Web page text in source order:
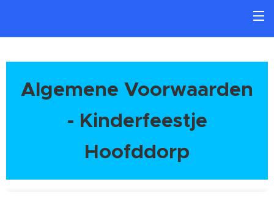
Algemene Voorwaarden
- Kinderfeestje
Hoofddorp